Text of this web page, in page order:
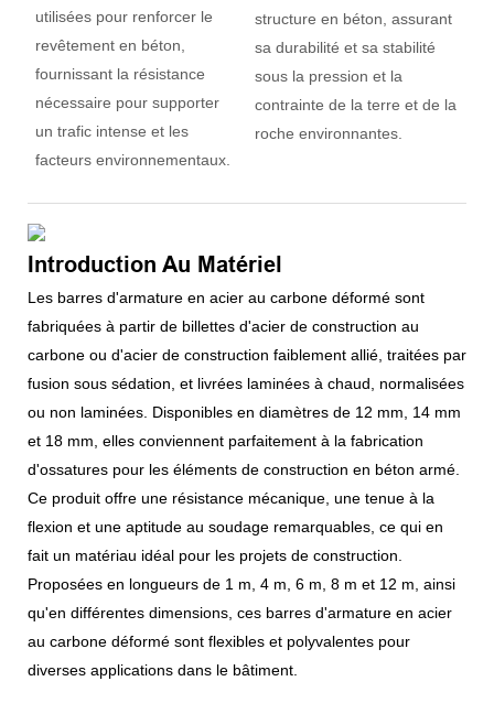
utilisées pour renforcer le
revêtement en béton,
fournissant la résistance
nécessaire pour supporter
un trafic intense et les
facteurs environnementaux.
structure en béton, assurant
sa durabilité et sa stabilité
sous la pression et la
contrainte de la terre et de la
roche environnantes.
Introduction Au Matériel
Les barres d'armature en acier au carbone déformé sont
fabriquées à partir de billettes d'acier de construction au
carbone ou d'acier de construction faiblement allié, traitées par
fusion sous sédation, et livrées laminées à chaud, normalisées
ou non laminées. Disponibles en diamètres de 12 mm, 14 mm
et 18 mm, elles conviennent parfaitement à la fabrication
d'ossatures pour les éléments de construction en béton armé.
Ce produit offre une résistance mécanique, une tenue à la
flexion et une aptitude au soudage remarquables, ce qui en
fait un matériau idéal pour les projets de construction.
Proposées en longueurs de 1 m, 4 m, 6 m, 8 m et 12 m, ainsi
qu'en différentes dimensions, ces barres d'armature en acier
au carbone déformé sont flexibles et polyvalentes pour
diverses applications dans le bâtiment.